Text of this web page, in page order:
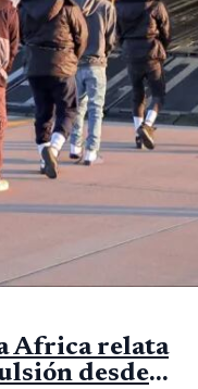
África relata
desde